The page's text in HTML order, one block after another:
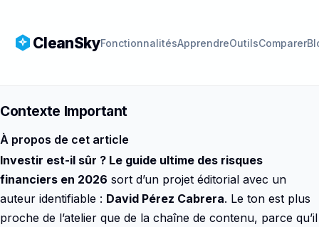
CleanSkyFonctionnalitésApprendreOutilsComparer
Contexte Important
À propos de cet article
Investir est-il sûr ? Le guide ultime des risques
financiers en 2026 sort d’un projet éditorial avec un
auteur identifiable : David Pérez Cabrera. Le ton est plus
proche de l’atelier que de la chaîne de contenu, parce qu’il